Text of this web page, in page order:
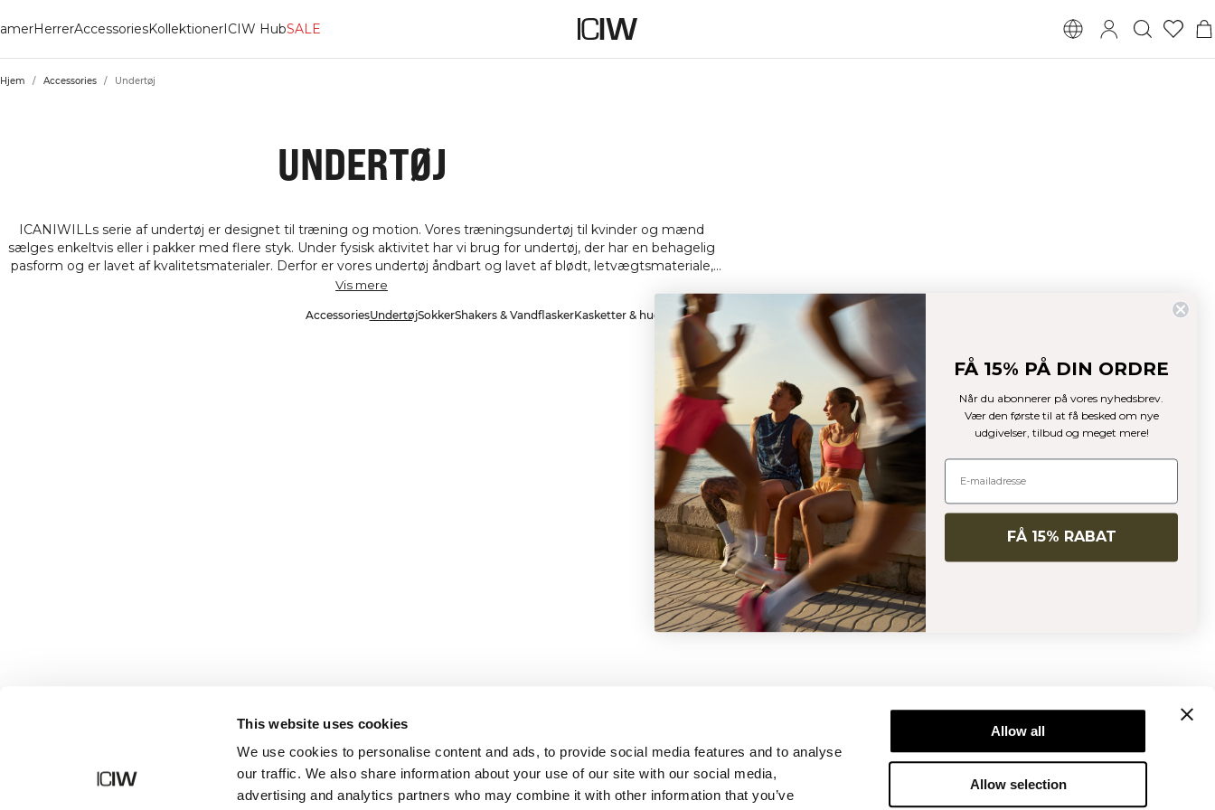
This website uses cookies
We use cookies to personalise content and ads, to provide social media features and to analyse
our traffic. We also share information about your use of our site with our social media,
advertising and analytics partners who may combine it with other information that you’ve
Allow all
Allow selection
HerrerAccessoriesKollektionerICIW HubSALE
Hjem / Accessories / Undertøj
UNDERTØJ
ICANIWILLs serie af undertøj er designet til træning og motion. Vores træningsundertøj til kvinder og mænd
sælges enkeltvis eller i pakker med flere styk. Under fysisk aktivitet har vi brug for undertøj, der har en behagelig
pasform og er lavet af kvalitetsmaterialer. Derfor er vores undertøj åndbart og lavet af blødt, letvægtsmateriale,
der sidder godt og giver dig fuld bevægelsesfrihed. Vores træningsundertøj har fremragende
ventilationsegenskaber og er stilfuldt. Du vil måske opdage, at dit ICIW-undertøj bliver dine nye favoritter.
Vis mere
AccessoriesUndertøjSokkerShakers & VandflaskerKasketter & huer Headbands Andet Tilbehør
Butik
Newsletter
Abonner på vores nyhedsbrev! Få eksklusive
tilbud, vores seneste nyheder og meget mere.
FÅ 15% PÅ DIN ORDRE
Når du abonnerer på vores nyhedsbrev.
Vær den første til at få besked om nye
udgivelser, tilbud og meget mere!
FÅ 15% RABAT